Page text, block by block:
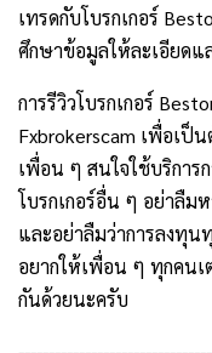
เทรดกับโบรกเกอร์
ศึกษาข้อมูลให้ละเอียด
การรีวิวโบรกเกอร์
Fxbrokerscam เพื่อเป็น
เพื่อน ๆ สนใจใช้บริการ
โบรกเกอร์อื่น ๆ อย่าลืม
และอย่าลืมว่าการลงทุน
อยากให้เพื่อน ๆ ทุกคน
กันด้วยนะครับ